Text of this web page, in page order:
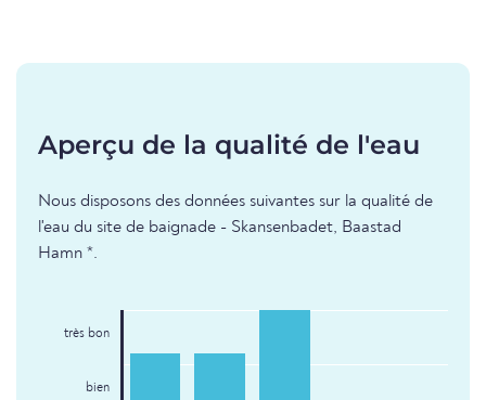
Aperçu de la qualité de l'eau
Nous disposons des données suivantes sur la qualité de
l'eau du site de baignade - Skansenbadet, Baastad
Hamn *.
très bon
bien